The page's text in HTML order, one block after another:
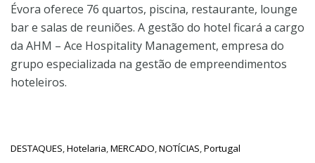
Évora oferece 76 quartos, piscina, restaurante, lounge
bar e salas de reuniões. A gestão do hotel ficará a cargo
da AHM – Ace Hospitality Management, empresa do
grupo especializada na gestão de empreendimentos
hoteleiros.
C
DESTAQUES,Hotelaria,MERCADO,NOTÍCIAS,Portugal